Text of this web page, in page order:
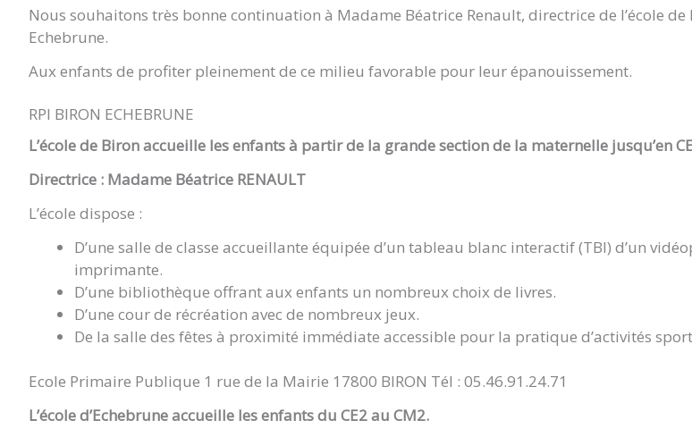
Nous souhaitons très bonne continuation à Madame Béatrice Renault, directrice de l’école
Echebrune.
Aux enfants de profiter pleinement de ce milieu favorable pour leur épanouissement.
RPI BIRON ECHEBRUNE
L’école de Biron accueille les enfants à partir de la grande section de la maternelle jusqu’en
Directrice : Madame Béatrice RENAULT
L’école dispose :
D’une salle de classe accueillante équipée d’un tableau blanc interactif (TBI) d’un
imprimante.
D’une bibliothèque offrant aux enfants un nombreux choix de livres.
D’une cour de récréation avec de nombreux jeux.
De la salle des fêtes à proximité immédiate accessible pour la pratique d’activités
Ecole Primaire Publique 1 rue de la Mairie 17800 BIRON Tél : 05.46.91.24.71
L’école d’Echebrune accueille les enfants du CE2 au CM2.